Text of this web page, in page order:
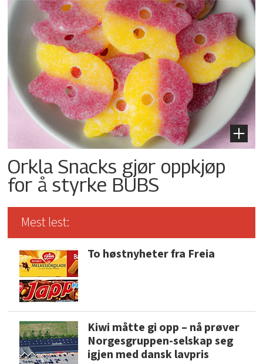
Orkla Snacks gjør oppkjøp
for å styrke BUBS
Mest lest:
To høstnyheter fra Freia
Kiwi måtte gi opp – nå prøver
Norgesgruppen-selskap seg
igjen med dansk lavpris